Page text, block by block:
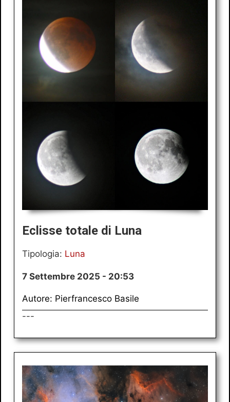
Eclisse totale di Luna
Tipologia: Luna
7 Settembre 2025 - 20:53
Autore: Pierfrancesco Basile
---